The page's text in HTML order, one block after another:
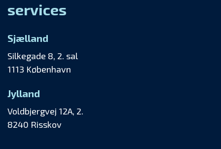
services
Sjælland
Silkegade 8, 2. sal
1113 København
Jylland
Voldbjergvej 12A, 2.
8240 Risskov